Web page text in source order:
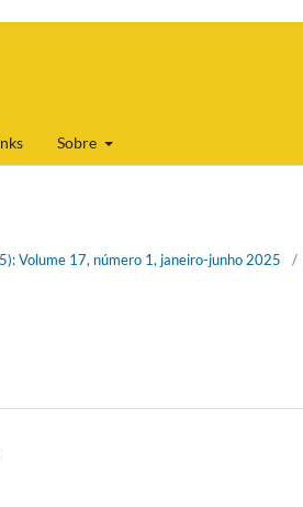
Sobre
Volume 17, número 1, janeiro-junho 2025 /